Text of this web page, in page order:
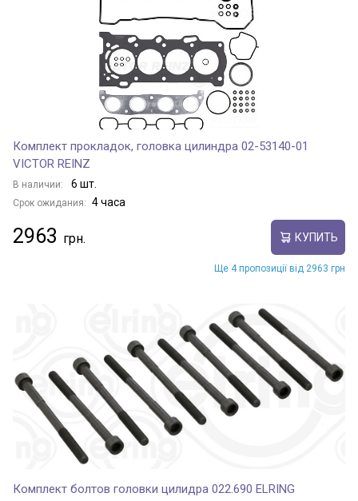
Комплект прокладок, головка цилиндра 02-53140-01
VICTOR REINZ
В наличии: 6 шт.
Срок ожидания: 4 часа
2963 КУПИТЬ
Ще 4 пропозиції від 2963 грн
Комплект болтов головки цилидра 022.690 ELRING